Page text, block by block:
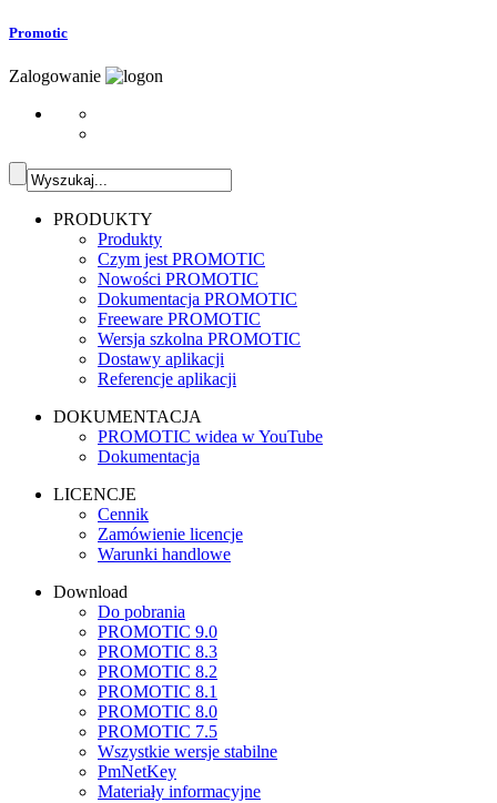
Promotic
Zalogowanie
PRODUKTY
Produkty
Czym jest PROMOTIC
Nowości PROMOTIC
Dokumentacja PROMOTIC
Freeware PROMOTIC
Wersja szkolna PROMOTIC
Dostawy aplikacji
Referencje aplikacji
DOKUMENTACJA
PROMOTIC widea w YouTube
Dokumentacja
LICENCJE
Cennik
Zamówienie licencje
Warunki handlowe
Download
Do pobrania
PROMOTIC 9.0
PROMOTIC 8.3
PROMOTIC 8.2
PROMOTIC 8.1
PROMOTIC 8.0
PROMOTIC 7.5
Wszystkie wersje stabilne
PmNetKey
Materiały informacyjne